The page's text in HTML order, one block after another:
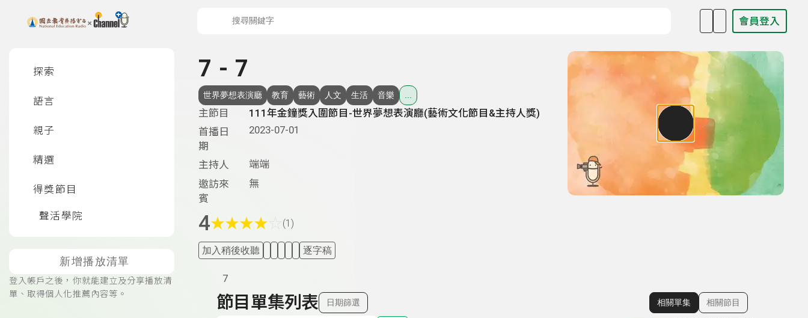
上方功能區塊 會員登入
探索
語言
親子
精選
得獎節目
聲活學院
新增播放清單
登入帳戶之後，你就能建立及分享播放清
單、取得個人化推薦內容等。
7 - 7
世界夢想表演廳 教育 藝術 人文 生活 音樂
主節目
111年金鐘獎入圍節目-世界夢想表演廳(藝術文化節目&主持人獎)
首播日
期
2023-07-01
主持人
端端
邀訪來
賓
無
4★★★★ (1)
加入稍後收聽 逐字稿
7
節目單集列表 日期篩選
顯示相關單集
相關單集 相關節目